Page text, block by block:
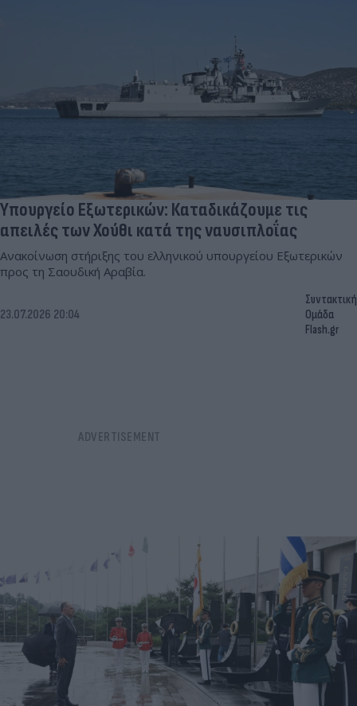
Υπουργείο Εξωτερικών: Καταδικάζουμε τις
απειλές των Χούθι κατά της ναυσιπλοΐας
Ανακοίνωση στήριξης του ελληνικού υπουργείου Εξωτερικών
προς τη Σαουδική Αραβία.
23.07.2026 20:04
Συντακτική
Ομάδα
Flash.gr